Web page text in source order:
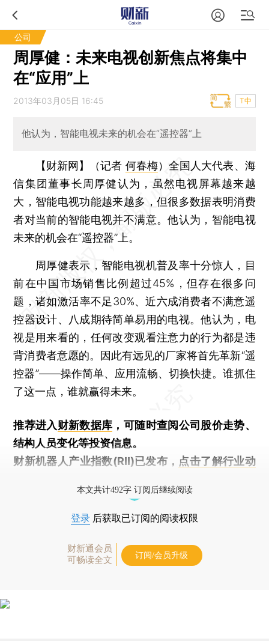
公司
周厚健：未来电视创新焦点将集中
在“应用”上
2013年03月05日 16:45 T中
他认为，智能电视未来的机会在“遥控器”上
【财新网】（记者 何春梅） 全国人大代表、海
信集团董事长周厚健认为，虽然电视屏幕越来越
大，智能电视功能越来越多，但很多数据表明消费
者对当前的智能电视并不满意。他认为，智能电视
未来的机会在“遥控器”上。
周厚健表示，智能电视机普及率十分惊人，目
前在中国市场销售比例超过45%，但存在很多问
题，诸如激活率不足30%、近六成消费者不满意遥
控器设计、八成期待简单易用的电视。他认为，电
视是用来看的，任何改变观看注意力的行为都是违
背消费者意愿的。因此有远见的厂家将首先革新“遥
控器”——操作简单、应用流畅、切换快捷。谁抓住
了这一点，谁就赢得未来。
推荐进入财新数据库 ，可随时查阅公司股价走势、
结构人员变化等投资信息。
财新机器人产业指数(RII)已发布， 点击了解行业动
本文共计492字 订阅后继续阅读
登录 后获取已订阅的阅读权限
财新通会员
可畅读全文
订阅/会员升级